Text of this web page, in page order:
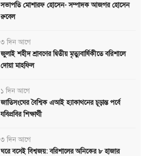
সভাপতি মোশারফ হোসেন- সম্পাদক আজগর হোসেন
রুবেল
৩ দিন আগে
জুলাই শহীদ শ্রাবণের দ্বিতীয় মৃত্যুবার্ষিকীতে বরিশালে
দোয়া মাহফিল
১ দিন আগে
জাতিসংঘের বৈশ্বিক এআই হ্যাকাথনের চূড়ান্ত পর্বে
যবিপ্রবির শিক্ষার্থী
৩ দিন আগে
ঘরে বসেই বিশ্বজয়: বরিশালের অনিকের ৮ হাজার